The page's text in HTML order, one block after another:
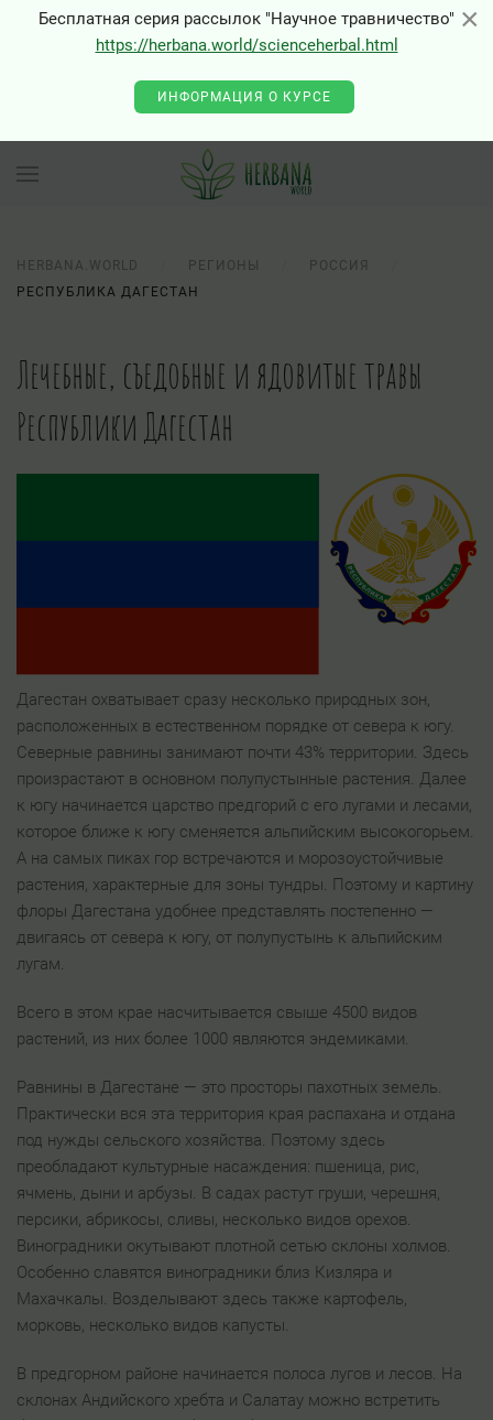
×
Бесплатная серия рассылок "Научное травничество"
https://herbana.world/scienceherbal.html
ИНФОРМАЦИЯ О КУРСЕ
HERBANA.WORLD РЕГИОНЫ
РОССИЯ
РЕСПУБЛИКА ДАГЕСТАН
Лечебные, съедобные и ядовитые травы
Республики Дагестан
Дагестан охватывает сразу несколько природных зон,
расположенных в естественном порядке от севера к югу.
Северные равнины занимают почти 43% территории. Здесь
произрастают в основном полупустынные растения. Далее
к югу начинается царство предгорий с его лугами и лесами,
которое ближе к югу сменяется альпийским высокогорьем.
А на самых пиках гор встречаются и морозоустойчивые
растения, характерные для зоны тундры. Поэтому и картину
флоры Дагестана удобнее представлять постепенно —
двигаясь от севера к югу, от полупустынь к альпийским
лугам.
Всего в этом крае насчитывается свыше 4500 видов
растений, из них более 1000 являются эндемиками.
Равнины в Дагестане — это просторы пахотных земель.
Практически вся эта территория края распахана и отдана
под нужды сельского хозяйства. Поэтому здесь
преобладают культурные насаждения: пшеница, рис,
ячмень, дыни и арбузы. В садах растут груши, черешня,
персики, абрикосы, сливы, несколько видов орехов.
Виноградники окутывают плотной сетью склоны холмов.
Особенно славятся виноградники близ Кизляра и
Махачкалы. Возделывают здесь также картофель,
морковь, несколько видов капусты.
В предгорном районе начинается полоса лугов и лесов. На
склонах Андийского хребта и Салатау можно встретить
×